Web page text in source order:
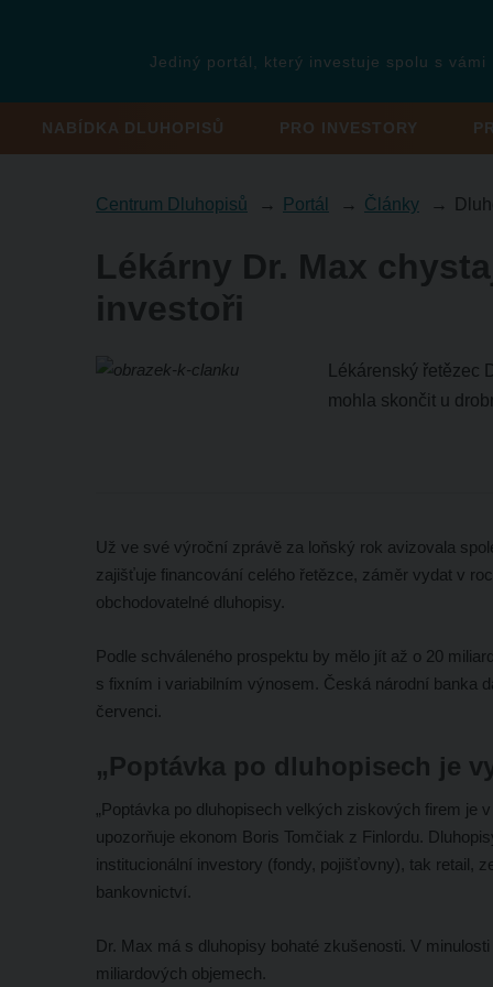
Jediný portál, který investuje spolu s vámi
NABÍDKA DLUHOPISŮ PRO INVESTORY
Centrum Dluhopisů Portál Články
Lékárny Dr. Max
investoři
Lékárenský
mohla skončit u
Už ve své výroční zprávě za loňský rok avizovala
zajišťuje financování celého řetězce, záměr vydat v
obchodovatelné dluhopisy.
Podle schváleného prospektu by mělo jít až o 20
s fixním i variabilním výnosem. Česká národní banka
červenci.
„Poptávka po dluhopisech je
„Poptávka po dluhopisech velkých ziskových firem je
upozorňuje ekonom Boris Tomčiak z Finlordu.
institucionální investory (fondy, pojišťovny), tak retail,
bankovnictví.
Dr. Max má s dluhopisy bohaté zkušenosti. V
miliardových objemech.